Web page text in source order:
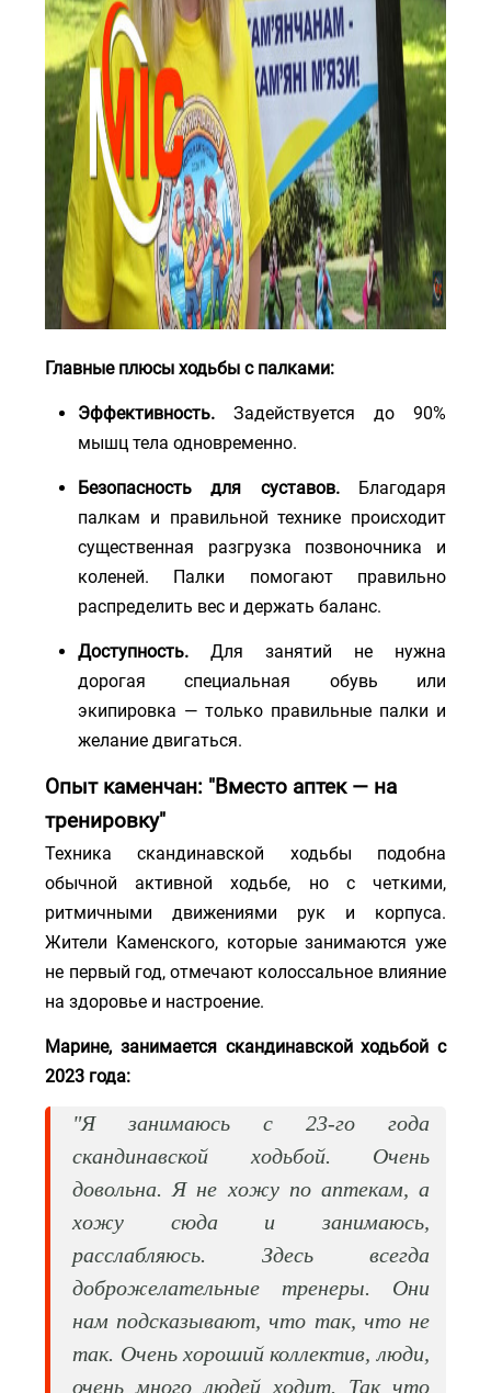
Главные плюсы ходьбы с палками:
Эффективность. Задействуется до 90%
мышц тела одновременно.
Безопасность для суставов.Благодаря
палкам и правильной технике происходит
существенная разгрузка позвоночника и
коленей. Палки помогают правильно
распределить вес и держать баланс.
Доступность. Для занятий не нужна
дорогая специальная обувь или
экипировка — только правильные палки и
желание двигаться.
Опыт каменчан: "Вместо аптек — на
тренировку"
Техника скандинавской ходьбы подобна
обычной активной ходьбе, но с четкими,
ритмичными движениями рук и корпуса.
Жители Каменского, которые занимаются уже
не первый год, отмечают колоссальное влияние
на здоровье и настроение.
Марине, занимается скандинавской ходьбой с
2023 года:
"Я занимаюсь с 23-го года
скандинавской ходьбой. Очень
довольна. Я не хожу по аптекам, а
хожу сюда и занимаюсь,
расслабляюсь. Здесь всегда
доброжелательные тренеры. Они
нам подсказывают, что так, что не
так. Очень хороший коллектив, люди,
очень много людей ходит. Так что